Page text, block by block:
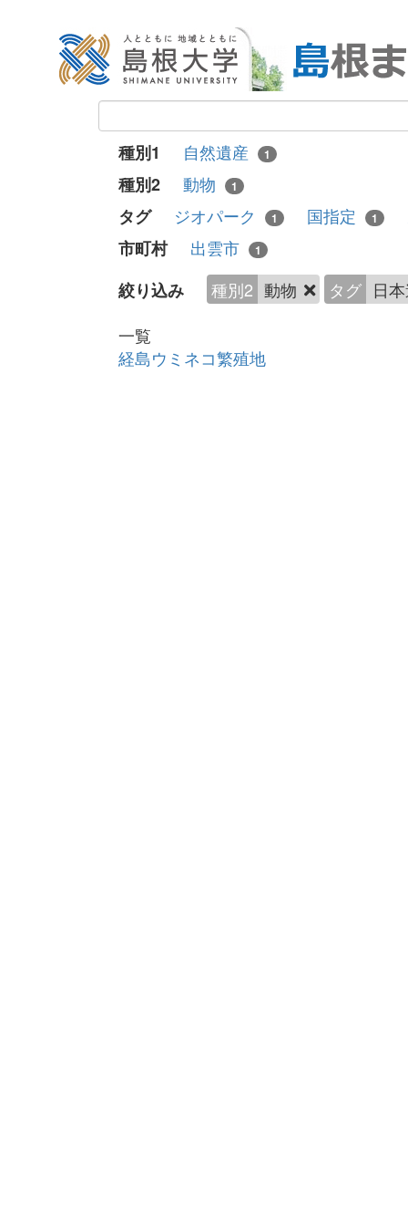
種別1 自然遺産 1
種別2 動物 1
タグ ジオパーク 1 国指定 1
市町村
出雲市 1
絞り込み 種別2 動物 タグ 日
一覧
経島ウミネコ繁殖地